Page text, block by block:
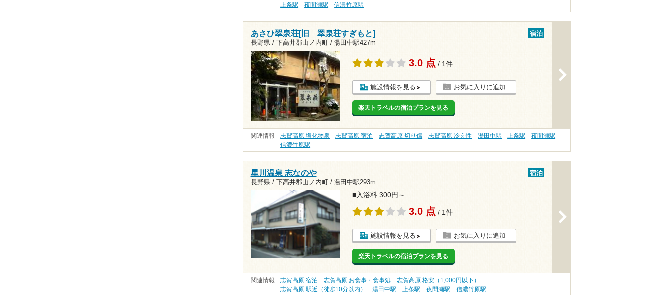
上条駅
夜間瀬駅 信濃竹原駅
あさひ翠泉荘[旧 翠泉荘すぎもと]
長野県 / 下高井郡山ノ内町 / 湯田中駅427m
宿泊
3.0 点 / 1件
施設情報を見る お気に入りに追加
楽天トラベルの宿泊プランを見る
関連情報 志賀高原 塩化物泉 志賀高原 宿泊 志賀高原 切り傷 志賀高原 冷え性 湯田中駅 上条駅
夜間瀬駅
信濃竹原駅
星川温泉 志なのや
長野県 / 下高井郡山ノ内町 / 湯田中駅293m
宿泊
■入浴料 300円～
3.0 点 / 1件
施設情報を見る お気に入りに追加
楽天トラベルの宿泊プランを見る
関連情報 志賀高原 宿泊 志賀高原 お食事・食事処
志賀高原 格安（1,000円以下）
志賀高原 駅近（徒歩10分以内）
湯田中駅 上条駅 夜間瀬駅 信濃竹原駅